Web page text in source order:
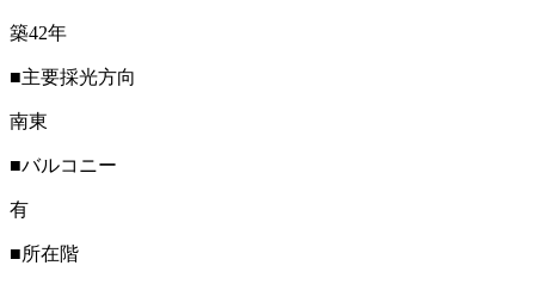
築42年
■主要採光方向
南東
■バルコニー
有
■所在階